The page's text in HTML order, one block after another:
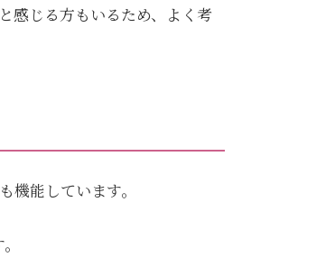
感じる方もいるため、よく考
能しています。